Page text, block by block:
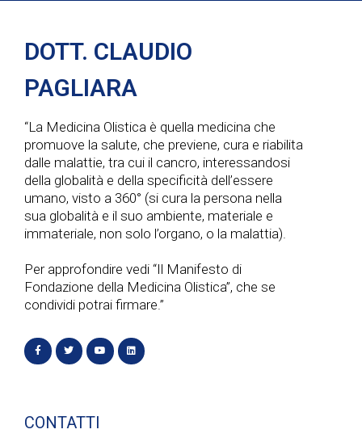
DOTT. CLAUDIO
PAGLIARA
“La Medicina Olistica è quella medicina che
promuove la salute, che previene, cura e riabilita
dalle malattie, tra cui il cancro, interessandosi
della globalità e della specificità dell’essere
umano, visto a 360° (si cura la persona nella
sua globalità e il suo ambiente, materiale e
immateriale, non solo l’organo, o la malattia).
Per approfondire vedi “Il Manifesto di
Fondazione della Medicina Olistica”, che se
condividi potrai firmare.”
CONTATTI